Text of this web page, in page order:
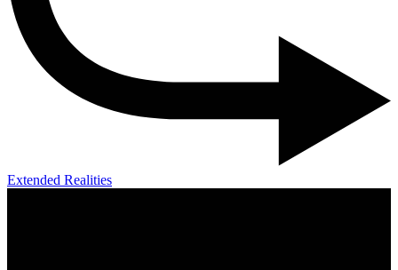
Extended Realities